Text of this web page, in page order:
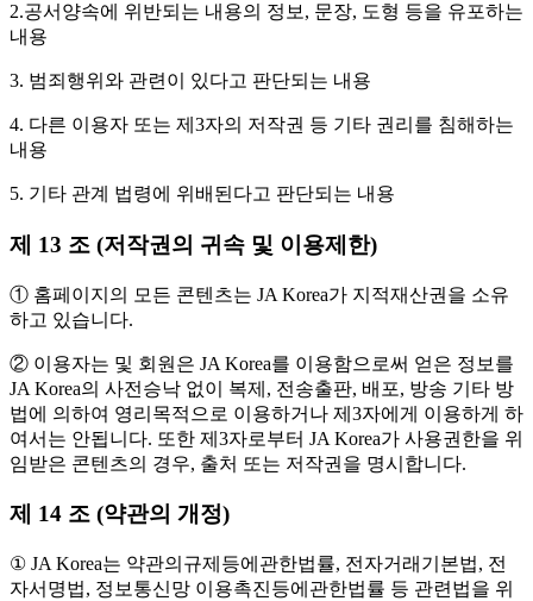
2.공서양속에 위반되는 내용의 정보, 문장, 도형 등을 유포하는
내용
3. 범죄행위와 관련이 있다고 판단되는 내용
4. 다른 이용자 또는 제3자의 저작권 등 기타 권리를 침해하는
내용
5. 기타 관계 법령에 위배된다고 판단되는 내용
제 13 조 (저작권의 귀속 및 이용제한)
① 홈페이지의 모든 콘텐츠는 JA Korea가 지적재산권을 소유
하고 있습니다.
② 이용자는 및 회원은 JA Korea를 이용함으로써 얻은 정보를
JA Korea의 사전승낙 없이 복제, 전송출판, 배포, 방송 기타 방
법에 의하여 영리목적으로 이용하거나 제3자에게 이용하게 하
여서는 안됩니다. 또한 제3자로부터 JA Korea가 사용권한을 위
임받은 콘텐츠의 경우, 출처 또는 저작권을 명시합니다.
제 14 조 (약관의 개정)
① JA Korea는 약관의규제등에관한법률, 전자거래기본법, 전
자서명법, 정보통신망 이용촉진등에관한법률 등 관련법을 위